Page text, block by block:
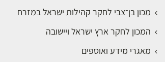
מכון בן־צבי לחקר קהילות ישראל במזרח
המכון לחקר ארץ ישראל ויישובה
מאגרי מידע ואוספים